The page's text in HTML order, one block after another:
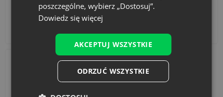
Gdzie kupić puste woreczki na lawendę?
Odkryj uniwersalneworeczki z organzy 9x12 cm
poszczególne, wybierz „Dostosuj”.
Dowiedz się więcej
AKCEPTUJ WSZYSTKIE
ODRZUĆ WSZYSTKIE